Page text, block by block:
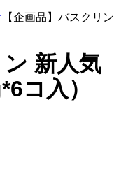
【企画品】バスクリン
ン 新人気
コ入）